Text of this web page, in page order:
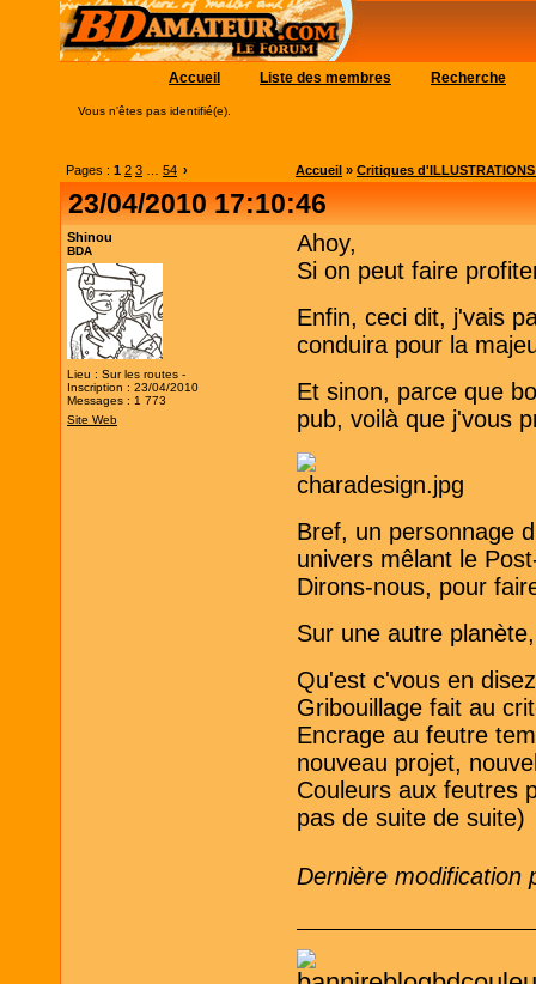
Accueil Liste des membres Recherche
Vous n'êtes pas identifié(e).
Pages : 1 2 3 54 › Accueil » Critiques
23/04/2010 17:10:46
Shinou
BDA
Lieu : Sur les routes -
Inscription : 23/04/2010
Messages : 1 773
Site Web
Ahoy,
Si on peut faire
Enfin, ceci dit, j'vais
conduira pour la
Et sinon, parce que
pub, voilà que j'vous
Bref, un personnage
univers mêlant le
Dirons-nous, pour
Sur une autre
Qu'est c'vous en
Gribouillage fait au
Encrage au feutre
nouveau projet,
Couleurs aux feutres
pas de suite de suite)
Dernière modification